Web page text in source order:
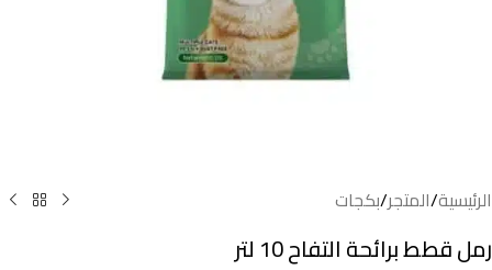
الرئيسية/المتجر/بكجات
رمل قطط برائحة التفاح 10 لتر